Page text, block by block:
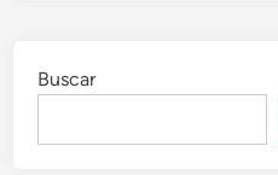
Buscar